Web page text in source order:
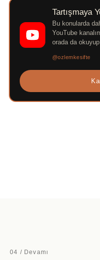
Tartışmaya
Bu konularda
YouTube
orada da okuyup
@ozlemkesifte
04 / Devamı